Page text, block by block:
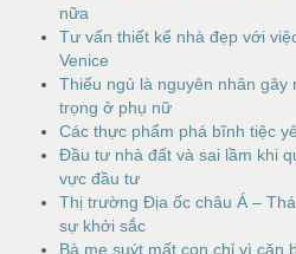
nữa
Tư vấn thiết kế nhà đẹp với
Venice
Thiếu ngủ là nguyên nhân gây
trọng ở phụ nữ
Các thực phẩm phá bĩnh tiệc
Đầu tư nhà đất và sai lầm khi
vực đầu tư
Thị trường Địa ốc châu Á –
sự khởi sắc
Bà mẹ suýt mất con chỉ vì căn